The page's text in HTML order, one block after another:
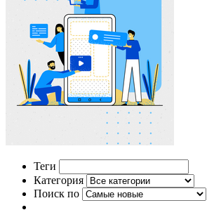
Теги
Категория
Поиск по